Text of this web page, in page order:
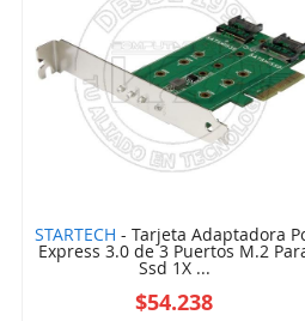
STARTECH - Tarjeta Adaptadora
Express 3.0 de 3 Puertos M.2
Ssd 1X ...
$54.238